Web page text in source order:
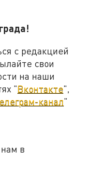
с редакцией
свои
на наши
"Вконтакте",
канал"
в